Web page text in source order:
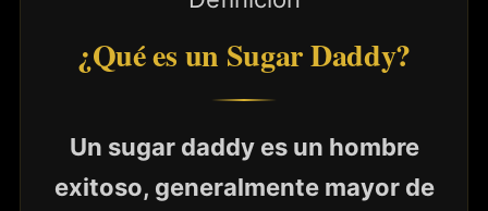
¿Qué es un Sugar Daddy?
Un sugar daddy es un hombre
exitoso, generalmente mayor de